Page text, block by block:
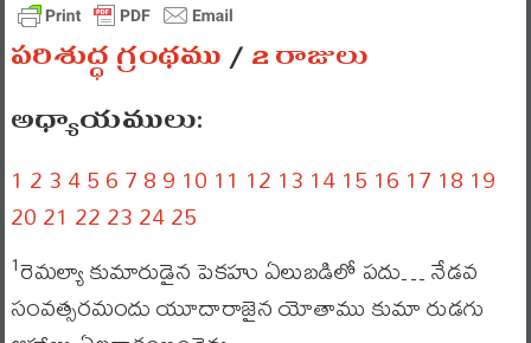
పరిశుద్ధ గ్రంథము/2 రాజులు
అధ్యాయములు:
1 23456789 10 11 12 13 1415 16 17 18 19
2021 22232425
1రెమల్యా కుమారుడైన పెకహు ఏలుబడిలో పదు… నేడవ
సంవత్సరమందు యూదారాజైన యోతాము కుమా రుడగు